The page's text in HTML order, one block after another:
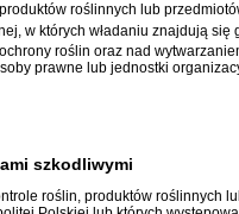
roślinnych lub
w których władaniu znajdują się
roślin oraz nad
prawne lub jednostki
szkodliwymi
roślin, produktów roślinnych